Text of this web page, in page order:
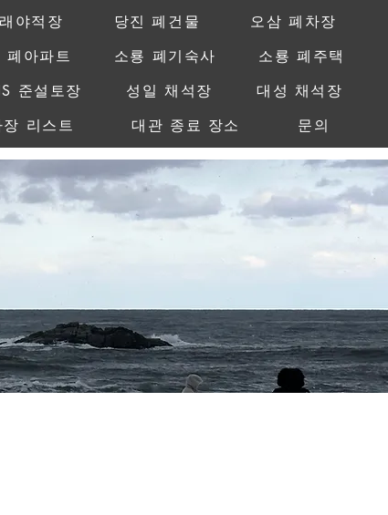
야적장 당진 폐건물
오삼 폐차장
폐아파트 소룡 폐기숙사
소룡 폐주택
준설토장 성일 채석장
대성 채석장
장 리스트 대관 종료 장소 문의